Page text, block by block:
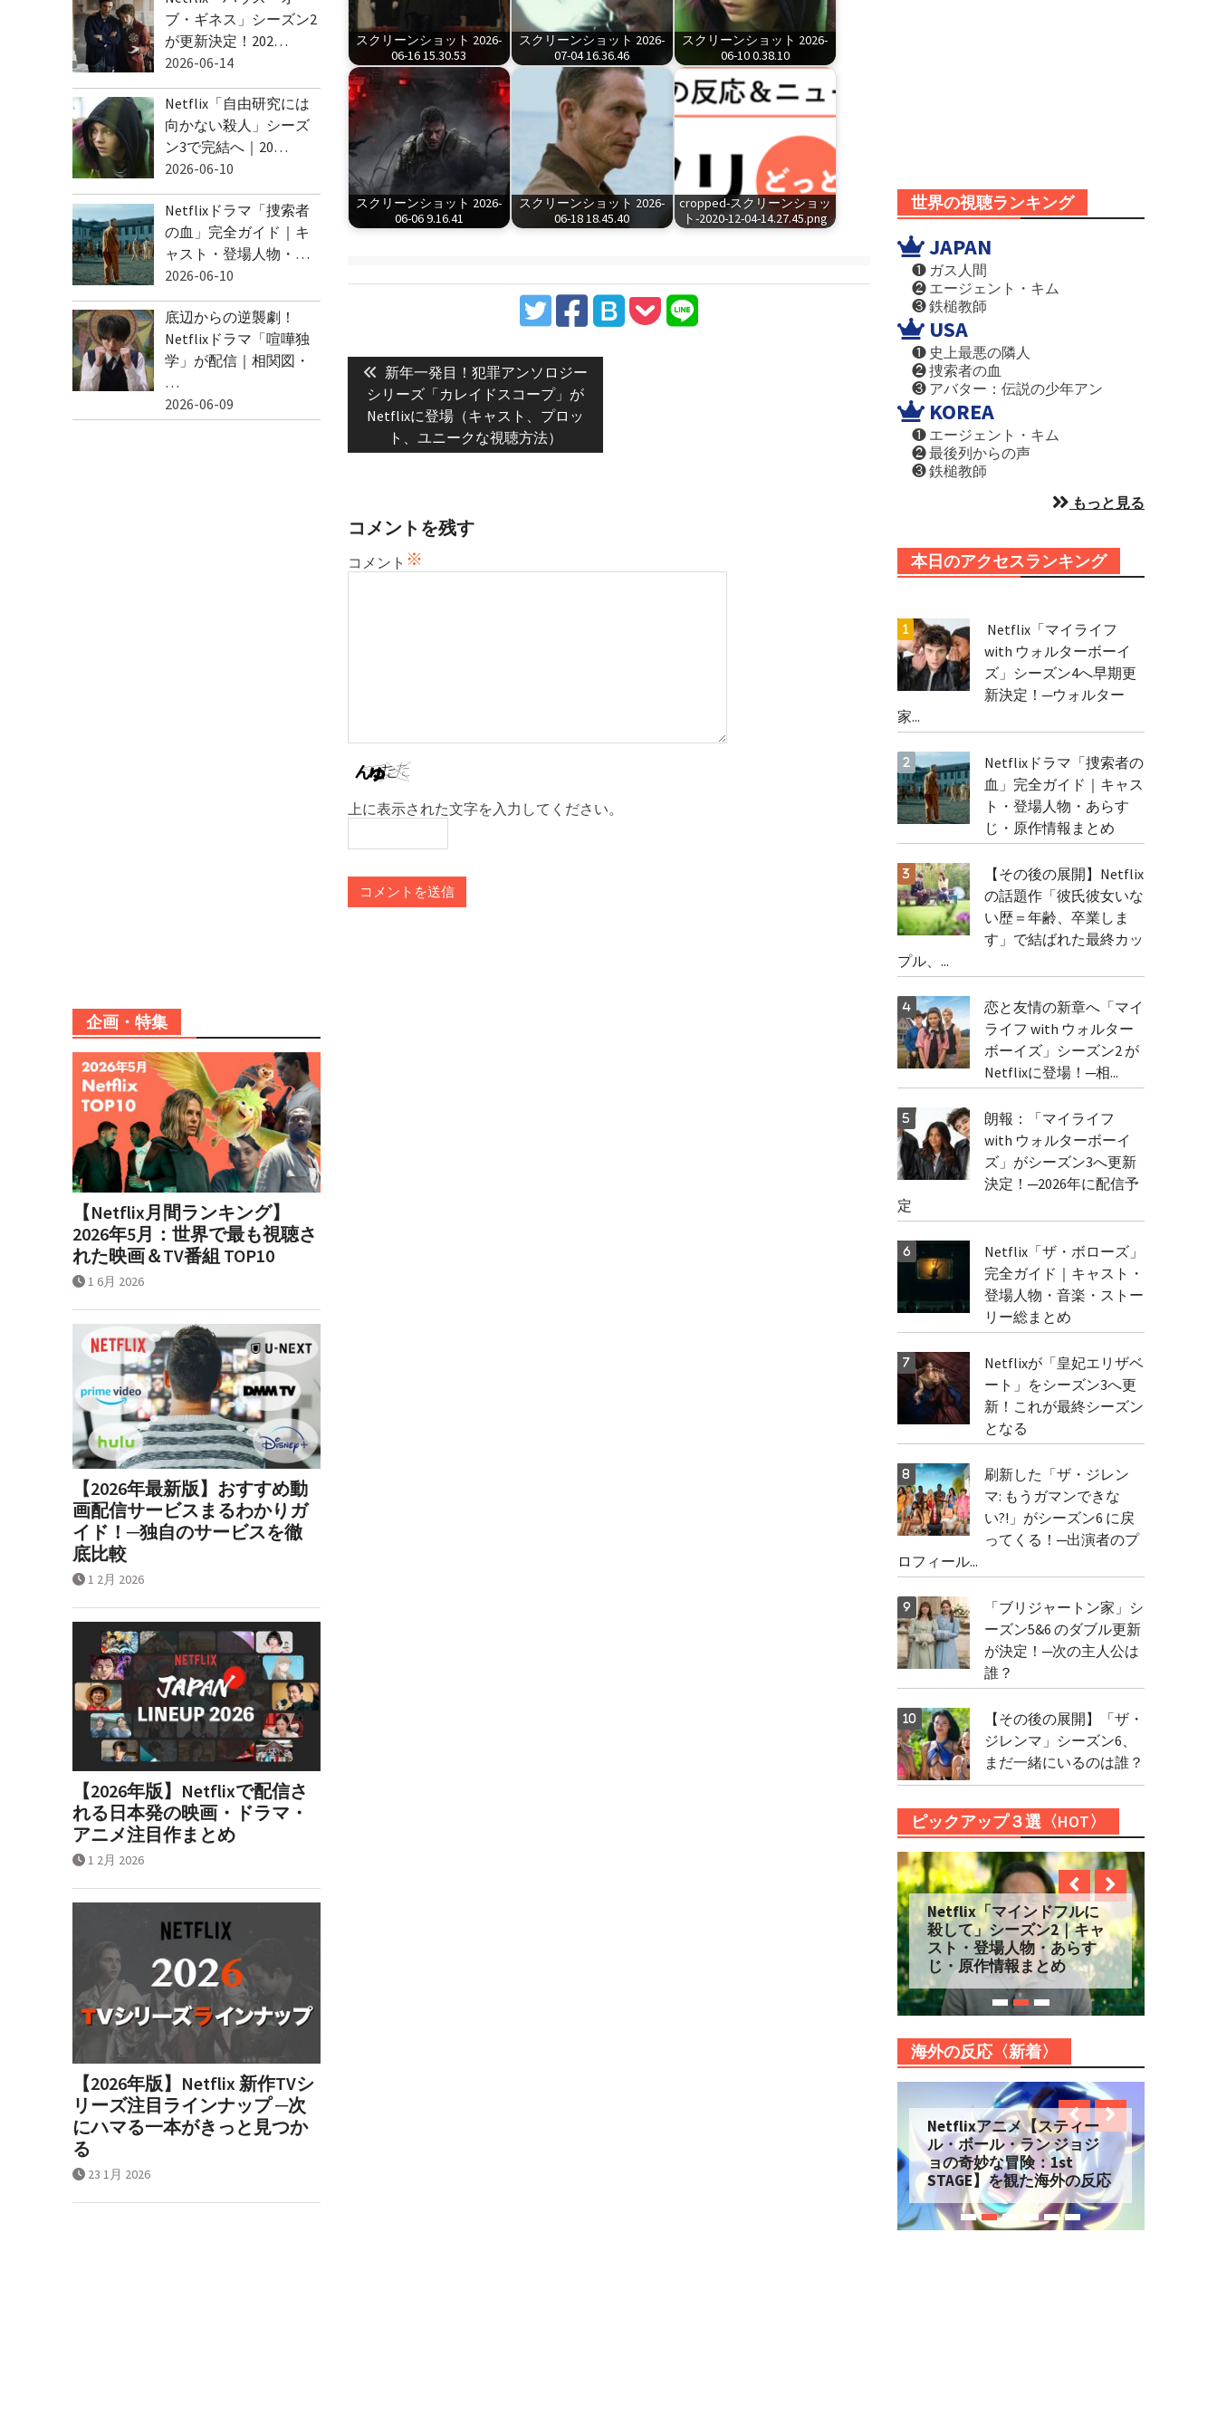
スクリーンショット 2026-
06-16 15.30.53
スクリーンショット 2026-
07-04 16.36.46
スクリーンショット 2026-
06-10 0.38.10
スクリーンショット 2026-
06-06 9.16.41
スクリーンショット 2026-
06-18 18.45.40
cropped-スクリーンショッ
ト-2020-12-04-14.27.45.png
投
稿
ゲ
ョ
ン
Previous
post:
新年一発目！犯罪アンソロジー
シリーズ「カレイドスコープ」が
Netflixに登場（キャスト、プロッ
ト、ユニークな視聴方法）
コメントを残す
コメント ※
上に表示された文字を入力してください。
世界の視聴ランキング
JAPAN
❶ ガス人間
❷ エージェント・キム
❸ 鉄槌教師
USA
❶ 史上最悪の隣人
❷ 捜索者の血
❸ アバター：伝説の少年アン
KOREA
❶ エージェント・キム
❷ 最後列からの声
❸ 鉄槌教師
もっと見る
本日のアクセスランキング
Netflix「マイライフ
with ウォルターボーイ
ズ」シーズン4へ早期更
新決定！─ウォルター
家...
Netflixドラマ「捜索者の
血」完全ガイド｜キャス
ト・登場人物・あらす
じ・原作情報まとめ
【その後の展開】Netflix
の話題作「彼氏彼女いな
い歴＝年齢、卒業しま
す」で結ばれた最終カッ
プル、...
恋と友情の新章へ「マイ
ライフ with ウォルター
ボーイズ」シーズン2 が
Netflixに登場！─相...
朗報：「マイライフ
with ウォルターボーイ
ズ」がシーズン3へ更新
決定！─2026年に配信予
定
Netflix「ザ・ボローズ」
完全ガイド｜キャスト・
登場人物・音楽・ストー
リー総まとめ
Netflixが「皇妃エリザベ
ート」をシーズン3へ更
新！これが最終シーズン
となる
刷新した「ザ・ジレン
マ: もうガマンできな
い?!」がシーズン6 に戻
ってくる！─出演者のプ
ロフィール...
「ブリジャートン家」シ
ーズン5&6 のダブル更新
が決定！─次の主人公は
誰？
【その後の展開】「ザ・
ジレンマ」シーズン6、
まだ一緒にいるのは誰？
ピックアップ３選〈HOT〉
Netflix「マインドフルに
殺して」シーズン2｜キャ
スト・登場人物・あらす
じ・原作情報まとめ
海外の反応〈新着〉
Netflixアニメ【スティー
ル・ボール・ラン ジョジ
ョの奇妙な冒険：1st
STAGE】を観た海外の反応
ブ・ギネス」シーズン2
が更新決定！202…
2026-06-14
Netflix「自由研究には
向かない殺人」シーズ
ン3で完結へ｜20…
2026-06-10
Netflixドラマ「捜索者
の血」完全ガイド｜キ
ャスト・登場人物・…
2026-06-10
底辺からの逆襲劇！
Netflixドラマ「喧嘩独
学」が配信｜相関図・
…
2026-06-09
企画・特集
【Netflix月間ランキング】
2026年5月：世界で最も視聴さ
れた映画＆TV番組 TOP10
1 6月 2026
【2026年最新版】おすすめ動
画配信サービスまるわかりガ
イド！─独自のサービスを徹
底比較
1 2月 2026
【2026年版】Netflixで配信さ
れる日本発の映画・ドラマ・
アニメ注目作まとめ
1 2月 2026
【2026年版】Netflix 新作TVシ
リーズ注目ラインナップ ─次
にハマる一本がきっと見つか
る
23 1月 2026